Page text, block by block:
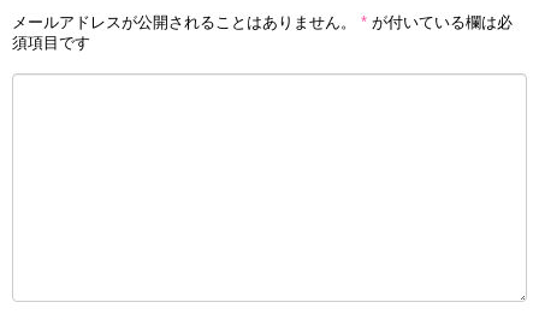
メールアドレスが公開されることはありません。 * が付いている欄は必
須項目です